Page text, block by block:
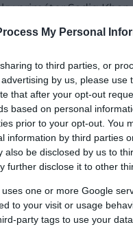
My Personal
to third parties, or
by us, please use
that after your opt-out
based on personal
prior to your opt-out. You
information by third parties
also be disclosed by us to
further disclose it to other
one or more Google
to your visit or usage
party tags to use your
primátor Sadiq Khan.
BBCsa očakáva, že
tejto dane na
miestnym
nedávno prijali